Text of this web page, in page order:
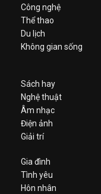
Công nghệ
Thể thao
Du lịch
Không gian sống
Sách hay
Nghệ thuật
Âm nhạc
Điện ảnh
Giải trí
Gia đình
Tình yêu
Hôn nhân